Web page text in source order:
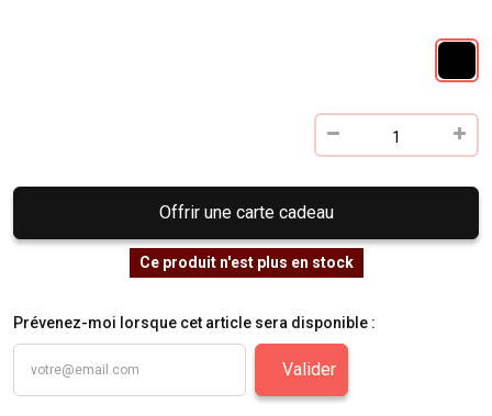
Offrir une carte cadeau
Ce produit n'est plus en stock
Prévenez-moi lorsque cet article sera disponible :
Valider